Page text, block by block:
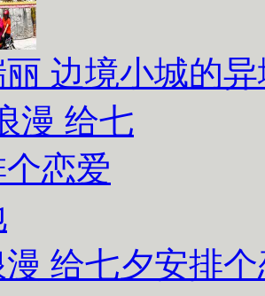
边境小城的
给七夕安排